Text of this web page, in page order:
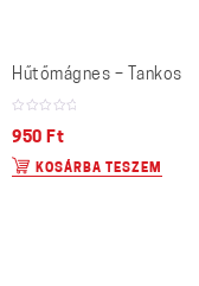
Hűtőmágnes – Tankos
950 Ft
KOSÁRBA TESZEM